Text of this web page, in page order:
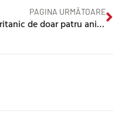
PAGINA URMĂTOARE
Britanic de doar patru ani, membru al clubului celor mai inteligenți oameni din lume